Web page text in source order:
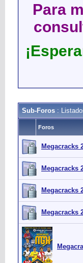
Para
Sub-Foros :
Foros
Megacracks
Megacracks
Megacracks
Megacracks